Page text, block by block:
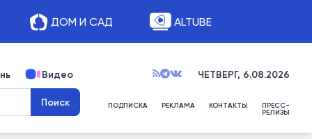
ДОМ И САД ALTUBE
Видео ЧЕТВЕРГ, 6.08.2026
ПОДПИСКА РЕКЛАМА КОНТАКТЫ ПРЕСС-
РЕЛИЗЫ